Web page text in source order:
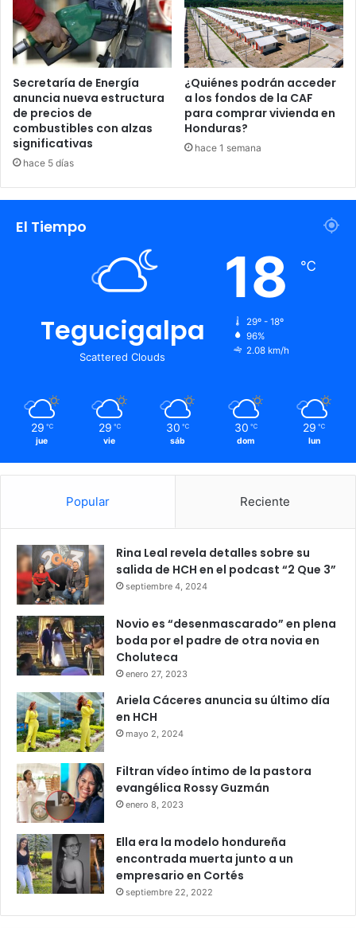
pulperías para completar la comida del día.
Análisis Comparativo de la
Inflación
Indicador /
Factor
Estado Actual
Observación del
Experto
5.56%
meta del BCH
(3% – 5%).
Combustibles y
Alimentos
crisis en Medio
Oriente y costos
de transporte.
Impacto en el
Reducción de
Familias
sacrifican
comida.
Futura
Se prevén
sustanciales en
el corto plazo.
Alerta economía Honduras
Secretaría de Energía
anuncia nueva estructura
de precios de
combustibles con alzas
significativas
hace 5 días
¿Quiénes podrán acceder
a los fondos de la CAF
para comprar vivienda en
Honduras?
hace 1 semana
El Tiempo
Tegucigalpa
Scattered Clouds
18 ℃
29º - 18º
96%
2.08 km/h
29 ℃
jue
29 ℃
vie
30 ℃
sáb
30 ℃
dom
29 ℃
lun
Popular Reciente
Rina Leal revela detalles sobre su
salida de HCH en el podcast “2 Que 3”
septiembre 4, 2024
Novio es “desenmascarado” en plena
boda por el padre de otra novia en
Choluteca
enero 27, 2023
Ariela Cáceres anuncia su último día
en HCH
mayo 2, 2024
Filtran vídeo íntimo de la pastora
evangélica Rossy Guzmán
enero 8, 2023
Ella era la modelo hondureña
encontrada muerta junto a un
empresario en Cortés
septiembre 22, 2022